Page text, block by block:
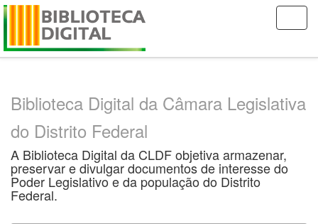
Skip
Biblioteca Digital da Câmara Legislativa
do Distrito Federal
A Biblioteca Digital da CLDF objetiva armazenar,
preservar e divulgar documentos de interesse do
Poder Legislativo e da população do Distrito
Federal.